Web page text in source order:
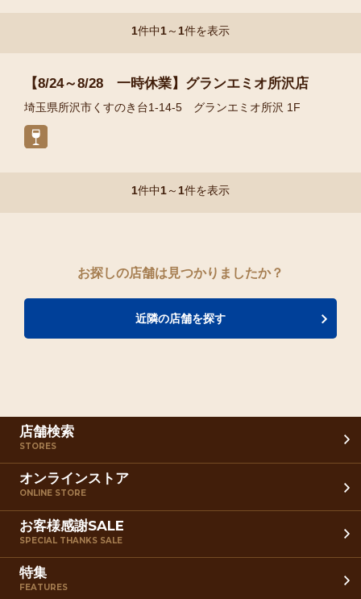
1件中1～1件を表示
【8/24～8/28 一時休業】グランエミオ所沢店
埼玉県所沢市くすのき台1-14-5 グランエミオ所沢 1F
1件中1～ 1件を表示
お探しの店舗は見つかりましたか？
近隣の店舗を探す
店舗検索
STORES
オンラインストア
ONLINE STORE
お客様感謝SALE
SPECIAL THANKS SALE
特集
FEATURES